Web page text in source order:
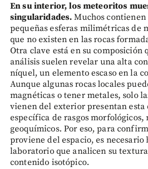
En su interior, los meteoritos
singularidades.Muchos
pequeñas esferas milimétricas de
que no existen en las rocas
Otra clave está en su composición
análisis suelen revelar una alta
níquel, un elemento escaso en la
Aunque algunas rocas locales
magnéticas o tener metales, solo
vienen del exterior presentan esta
específica de rasgos morfológicos,
geoquímicos. Por eso, para
proviene del espacio, es necesario
laboratorio que analicen su
contenido isotópico.